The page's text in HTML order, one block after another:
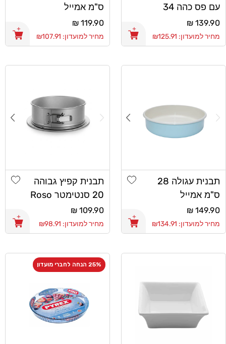
עם פס כהה 34
ס"מ
מחיר
רגיל
139.90 ₪
מחיר למועדון: ₪125.91
ס"מ אמייל
מחיר
רגיל
119.90 ₪
מחיר למועדון: ₪107.91
תבנית עגולה 28
ס"מ אמייל
מחיר
רגיל
149.90 ₪
מחיר למועדון: ₪134.91
Add wishlistתבנית קפיץ גבוהה
20 סנטימטר Roso
Anodize Glaze
מחיר
רגיל
109.90 ₪
מחיר למועדון: ₪98.91
25% הנחה לחברי מועדון